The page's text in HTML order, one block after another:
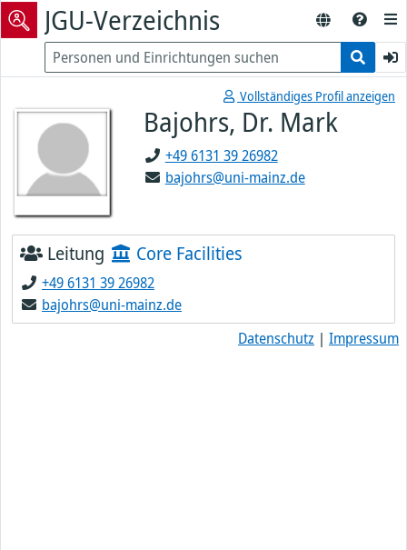
JGU-Verzeichnis
Vollständiges Profil anzeigen
Bajohrs, Dr. Mark
+49 6131 39 26982
bajohrs@uni-mainz.de
Leitung Core Facilities
+49 6131 39 26982
bajohrs@uni-mainz.de
Datenschutz | Impressum